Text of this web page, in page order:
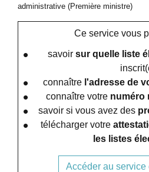
administrative (Première ministre)
Ce service vous
savoir sur quelle liste
connaître l'adresse de
connaître votre numéro
savoir si vous avez des
télécharger votre
les listes
Accéder au service